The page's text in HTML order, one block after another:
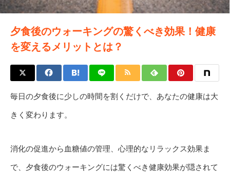
夕食後のウォーキングの驚くべき効果！健康
を変えるメリットとは？
毎日の夕食後に少しの時間を割くだけで、あなたの健康は大
きく変わります。
消化の促進から血糖値の管理、心理的なリラックス効果ま
で、夕食後のウォーキングには驚くべき健康効果が隠されて